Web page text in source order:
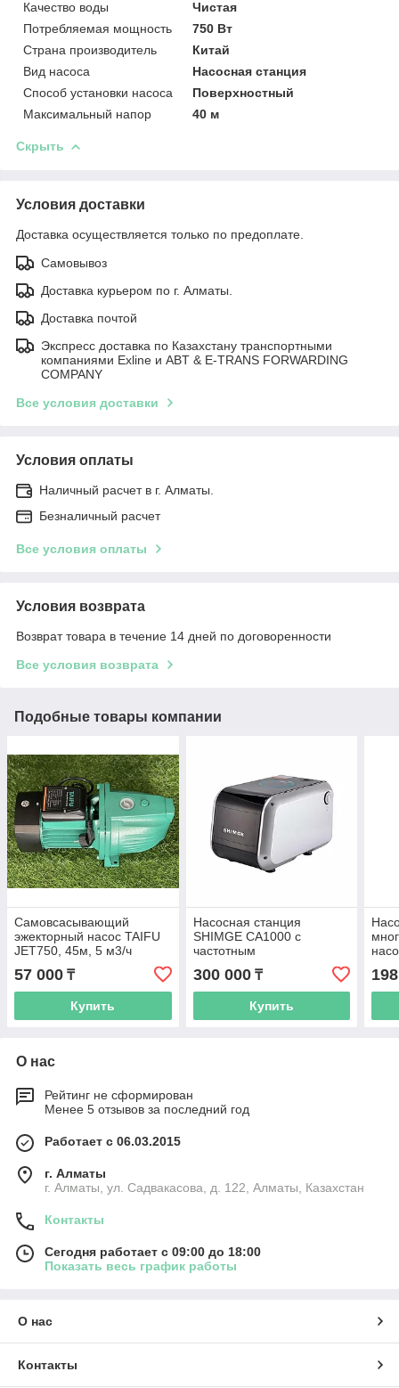
Качество воды
Чистая
Потребляемая мощность
750 Вт
Страна производитель
Китай
Вид насоса
Насосная станция
Способ установки насоса
Поверхностный
Максимальный напор
40 м
Скрыть
Условия доставки
Доставка осуществляется только по предоплате.
Самовывоз
Доставка курьером по г. Алматы.
Доставка почтой
Экспресс доставка по Казахстану транспортными
компаниями Exline и ABT & E-TRANS FORWARDING
COMPANY
Все условия доставки
Условия оплаты
Наличный расчет в г. Алматы.
Безналичный расчет
Все условия оплаты
Условия возврата
Возврат товара в течение 14 дней по договоренности
Все условия возврата
Подобные товары компании
Самовсасывающий
эжекторный насос TAIFU
JET750, 45м, 5 м3/ч
57 000 ₸
Купить
Насосная станция
SHIMGE CA1000 с
частотным
преобразователем, 50м,
7.2м3/ч
300 000₸
Купить
О нас
Рейтинг не сформирован
Менее 5 отзывов за последний год
Работает с 06.03.2015
г. Алматы
г. Алматы, ул. Садвакасова, д. 122, Алматы, Казахстан
Контакты
Сегодня работает с 09:00 до 18:00
Показать весь график работы
О нас
Контакты